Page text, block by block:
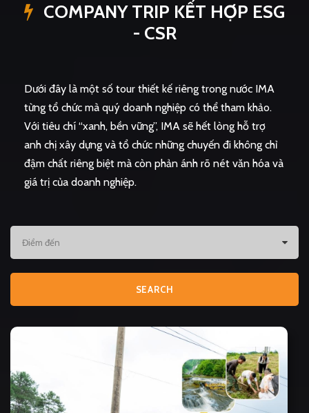
COMPANY TRIP KẾT HỢP ESG
- CSR
Dưới đây là một số tour thiết kế riêng trong nước IMA
từng tổ chức mà quý doanh nghiệp có thể tham khảo.
Với tiêu chí “xanh, bền vững”, IMA sẽ hết lòng hỗ trợ
anh chị xây dựng và tổ chức những chuyến đi không chỉ
đậm chất riêng biệt mà còn phản ánh rõ nét văn hóa và
giá trị của doanh nghiệp.